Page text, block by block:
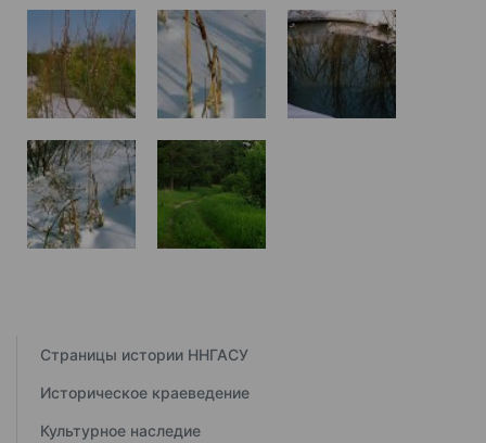
Страницы истории ННГАСУ
Историческое краеведение
Культурное наследие